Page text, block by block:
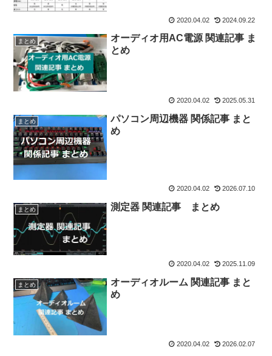
2020.04.02 2024.09.22
まとめ
オーディオ用AC電源 関連記事 ま
とめ
2020.04.02 2025.05.31
まとめ
パソコン周辺機器 関係記事 まと
め
2020.04.02 2026.07.10
まとめ 測定器 関連記事 まとめ
2020.04.02 2025.11.09
まとめ
オーディオルーム 関連記事 まと
め
2020.04.02 2026.02.07